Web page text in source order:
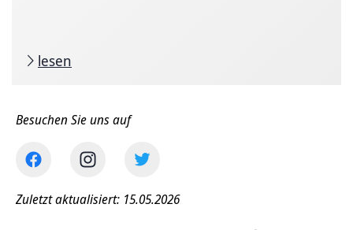
lesen
Besuchen Sie uns auf
Zuletzt aktualisiert: 15.05.2026